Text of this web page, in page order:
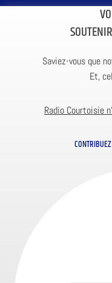
Saviez-vous que
Et,
Radio Courtoisie